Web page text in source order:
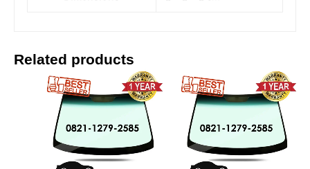
Related products